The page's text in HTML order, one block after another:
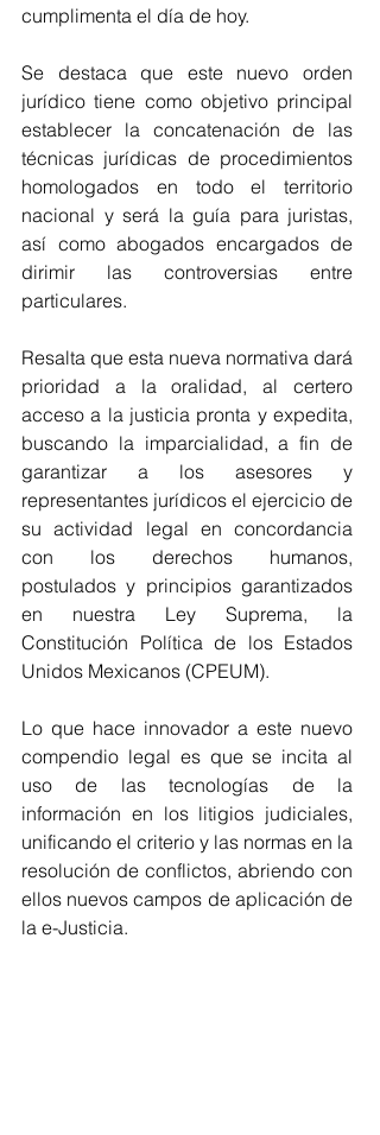
cumplimenta el día de hoy.
Se destaca que este nuevo orden
jurídico tiene como objetivo principal
establecer la concatenación de las
técnicas jurídicas de procedimientos
homologados en todo el territorio
nacional y será la guía para juristas,
así como abogados encargados de
dirimir las controversias entre
particulares.
Resalta que esta nueva normativa dará
prioridad a la oralidad, al certero
acceso a la justicia pronta y expedita,
buscando la imparcialidad, a fin de
garantizar a los asesores y
representantes jurídicos el ejercicio de
su actividad legal en concordancia
con los derechos humanos,
postulados y principios garantizados
en nuestra Ley Suprema, la
Constitución Política de los Estados
Unidos Mexicanos (CPEUM).
Lo que hace innovador a este nuevo
compendio legal es que se incita al
uso de las tecnologías de la
información en los litigios judiciales,
unificando el criterio y las normas en la
resolución de conflictos, abriendo con
ellos nuevos campos de aplicación de
la e-Justicia.